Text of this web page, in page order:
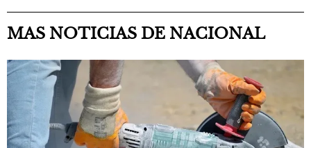
MAS NOTICIAS DE NACIONAL